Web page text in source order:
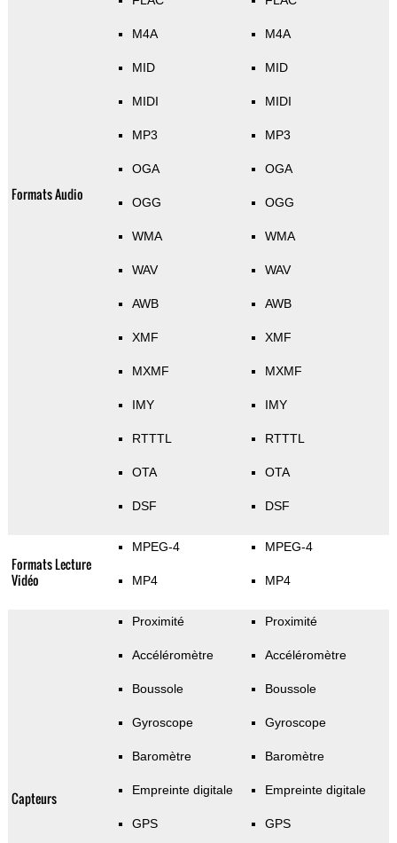
Formats Audio
M4A
MID
MIDI
MP3
OGA
OGG
WMA
WAV
AWB
XMF
MXMF
IMY
RTTTL
OTA
DSF
M4A
MID
MIDI
MP3
OGA
OGG
WMA
WAV
AWB
XMF
MXMF
IMY
RTTTL
OTA
DSF
Formats Lecture
Vidéo
MPEG-4
MP4
MPEG-4
MP4
Capteurs
Proximité
Accéléromètre
Boussole
Gyroscope
Baromètre
Empreinte digitale
GPS
Proximité
Accéléromètre
Boussole
Gyroscope
Baromètre
Empreinte digitale
GPS